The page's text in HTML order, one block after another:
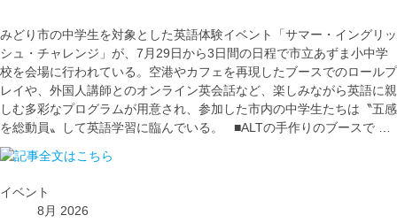
みどり市の中学生を対象とした英語体験イベント「サマー・イングリッ
シュ・チャレンジ」が、7月29日から3日間の日程で市立あずま小中学
校を会場に行われている。空港やカフェを再現したブースでのロールプ
レイや、外国人講師とのオンライン英会話など、楽しみながら英語に親
しむ多彩なプログラムが用意され、参加した市内の中学生たちは〝五感
を総動員〟して英語学習に臨んでいる。 ■ALTの手作りのブースで …
イベント
8月 2026